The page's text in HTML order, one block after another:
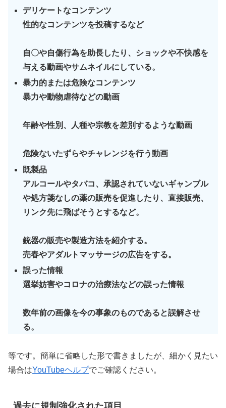
デリケートなコンテンツ
性的なコンテンツを投稿するなど
自〇や自傷行為を助長したり、ショックや不快感を
与える動画やサムネイルにしている。
暴力的または危険なコンテンツ
暴力や動物虐待などの動画
年齢や性別、人種や宗教を差別するような動画
危険ないたずらやチャレンジを行う動画
既製品
アルコールやタバコ、承認されていないギャンブル
や処方箋なしの薬の販売を促進したり、直接販売、
リンク先に飛ばそうとするなど。
銃器の販売や製造方法を紹介する。
売春やアダルトマッサージの広告をする。
誤った情報
選挙妨害やコロナの治療法などの誤った情報
数年前の画像を今の事象のものであると誤解させ
る。
等です。簡単に省略した形で書きましたが、細かく見たい
場合はYouTubeヘルプでご確認ください。
過去に規制強化された項目